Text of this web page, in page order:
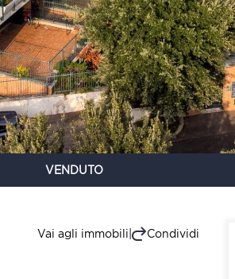
VENDUTO
Vai agli immobili Condividi